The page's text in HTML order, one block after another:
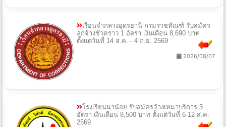
เรือนจำกลางอุดรธานี กรมราชทัณฑ์ รับสมัคร
ลูกจ้างชั่วคราว 1 อัตรา เงินเดือน 8,690 บาท
ตั้งแต่วันที่ 14 ส.ค. - 4 ก.ย. 2569
2026/08/07
โรงเรียนนาน้อย รับสมัครจ้างเหมาบริการ 3
อัตรา เงินเดือน 8,500 บาท ตั้งแต่วันที่ 6-12 ส.ค.
2569